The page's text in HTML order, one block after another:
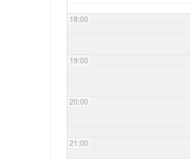
18:00
19:00
20:00
21:00